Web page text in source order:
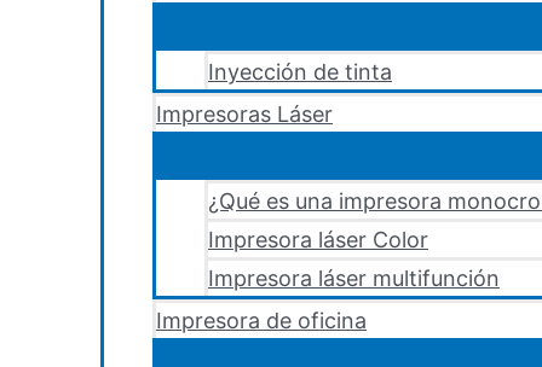
Inyección de tinta
Impresoras Láser
¿Qué es una impresora
Impresora láser Color
Impresora láser multifunción
Impresora de oficina